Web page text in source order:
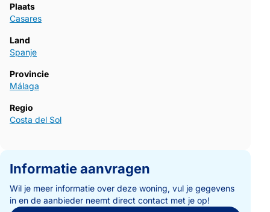
Plaats
Casares
Land
Spanje
Provincie
Málaga
Regio
Costa del Sol
Informatie aanvragen
Wil je meer informatie over deze woning, vul je gegevens
in en de aanbieder neemt direct contact met je op!